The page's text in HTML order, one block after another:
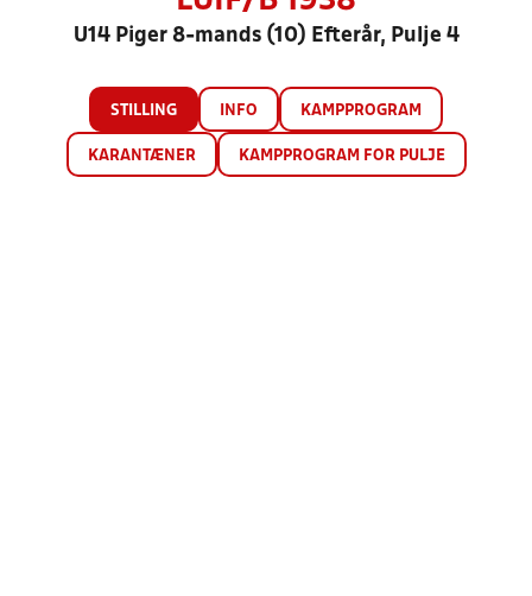
U14 Piger 8-mands (10) Efterår, Pulje 4
STILLING INFO KAMPPROGRAM
KARANTÆNER KAMPPROGRAM FOR PULJE